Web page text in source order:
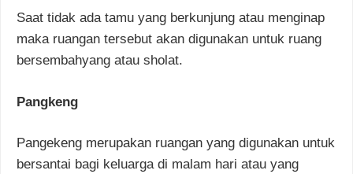
Saat tidak ada tamu yang berkunjung atau menginap
maka ruangan tersebut akan digunakan untuk ruang
bersembahyang atau sholat.
Pangkeng
Pangekeng merupakan ruangan yang digunakan untuk
bersantai bagi keluarga di malam hari atau yang